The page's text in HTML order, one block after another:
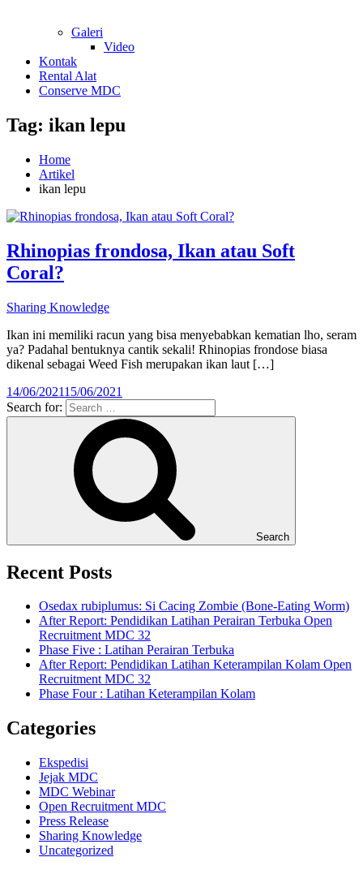
Galeri
Video
Kontak
Rental Alat
Conserve MDC
Tag: ikan lepu
Home
Artikel
ikan lepu
Rhinopias frondosa, Ikan atau Soft
Coral?
Sharing Knowledge
Ikan ini memiliki racun yang bisa menyebabkan kematian lho, seram
ya? Padahal bentuknya cantik sekali! Rhinopias frondose biasa
dikenal sebagai Weed Fish merupakan ikan laut […]
14/06/202115/06/2021
Search for:
Search
Recent Posts
Osedax rubiplumus: Si Cacing Zombie (Bone-Eating Worm)
After Report: Pendidikan Latihan Perairan Terbuka Open
Recruitment MDC 32
Phase Five : Latihan Perairan Terbuka
After Report: Pendidikan Latihan Keterampilan Kolam Open
Recruitment MDC 32
Phase Four : Latihan Keterampilan Kolam
Categories
Ekspedisi
Jejak MDC
MDC Webinar
Open Recruitment MDC
Press Release
Sharing Knowledge
Uncategorized